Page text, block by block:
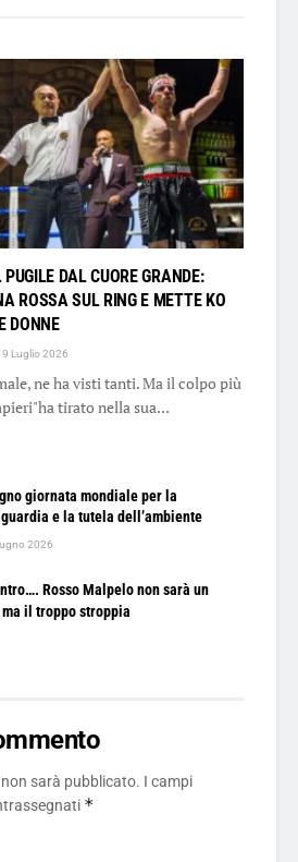
DAL CUORE GRANDE:
ROSSA SUL RING E METTE KO
DONNE
Luglio 2026
ne ha visti tanti. Ma il colpo più
tirato nella sua...
giornata mondiale per la
e la tutela dell’ambiente
2026
Rosso Malpelo non sarà un
il troppo stroppia
sarà pubblicato. I campi
*